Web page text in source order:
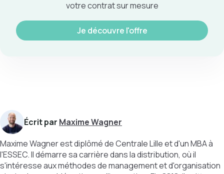
votre contrat sur mesure
Je découvre l'offre
Écrit par Maxime Wagner
Maxime Wagner est diplômé de Centrale Lille et d'un MBA à
l'ESSEC. Il démarre sa carrière dans la distribution, où il
s'intéresse aux méthodes de management et d'organisation